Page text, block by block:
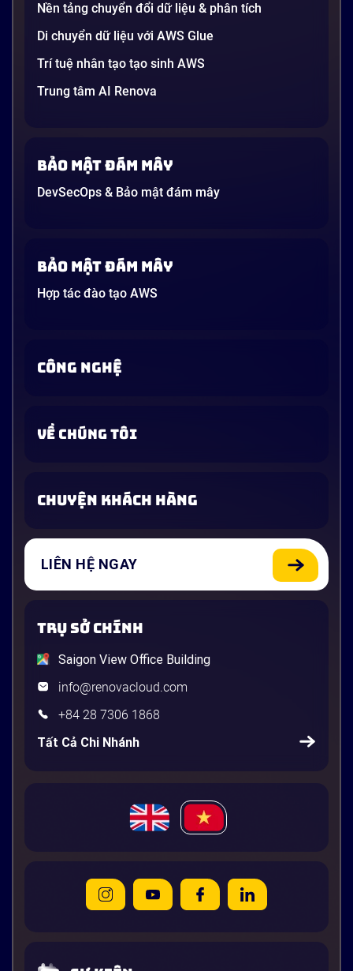
Nền tảng chuyển đổi dữ liệu & phân tích
Di chuyển dữ liệu với AWS Glue
Trí tuệ nhân tạo tạo sinh AWS
Trung tâm AI Renova
Bảo mật đám mây
DevSecOps & Bảo mật đám mây
Bảo mật đám mây
Hợp tác đào tạo AWS
CÔNG NGHỆ
VỀ CHÚNG TÔI
CHUYỆN KHÁCH HÀNG
LIÊN HỆ NGAY
TRỤ SỞ CHÍNH
Saigon View Office Building
info@renovacloud.com
+84 28 7306 1868
Tất Cả Chi Nhánh